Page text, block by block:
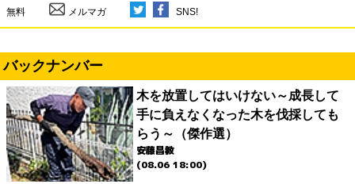
無料 メルマガ SNS!
バックナンバー
木を放置してはいけない～成長して
手に負えなくなった木を伐採しても
らう～（傑作選）
安藤昌教
(08.06 18:00)